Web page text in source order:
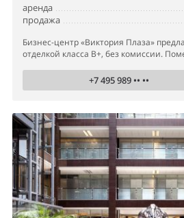
аренда
продажа
Бизнес-центр «Виктория Плаза»
отделкой класса B+, без комиссии.
+7 495 989 •• ••